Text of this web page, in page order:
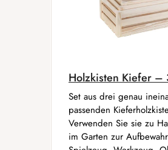
Holzkisten Kiefer –
Set aus drei genau
passenden
Verwenden Sie sie zu
im Garten zur